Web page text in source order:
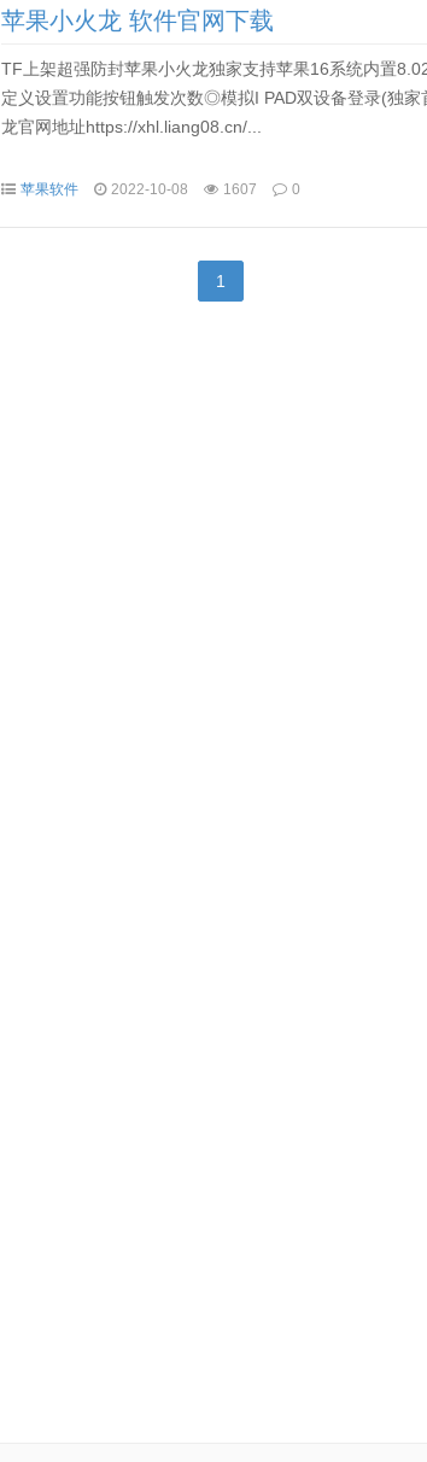
苹果小火龙 软件官网下载
TF上架超强防封苹果小火龙独家支持苹果16系统内置
定义设置功能按钮触发次数◎模拟I PAD双设备登录(独
龙官网地址https://xhl.liang08.cn/...
苹果软件 2022-10-08 1607 0
1